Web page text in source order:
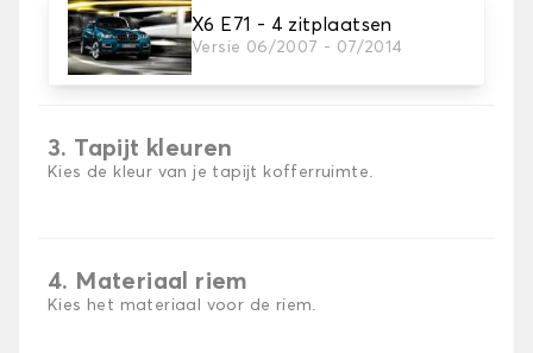
X6 E71 - 4 zitplaatsen
Versie 06/2007 - 07/2014
2. Materiaal
Kies het materiaal van uw kofferbakmat
3. Tapijt kleuren
Kies de kleur van je tapijt kofferruimte.
4. Materiaal riem
Kies het materiaal voor de riem.